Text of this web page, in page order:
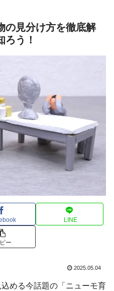
の見分け方を徹底解
う！
LINE
ー
2025.05.04
める今話題の「ニューモ育